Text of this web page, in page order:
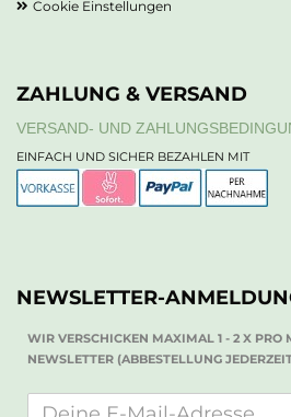
Cookie Einstellungen
ZAHLUNG & VERSAND
VERSAND- UND
EINFACH UND SICHER BEZAHLEN MIT
NEWSLETTER-
WIR VERSCHICKEN MAXIMAL 1 - 2 X PRO
NEWSLETTER (ABBESTELLUNG